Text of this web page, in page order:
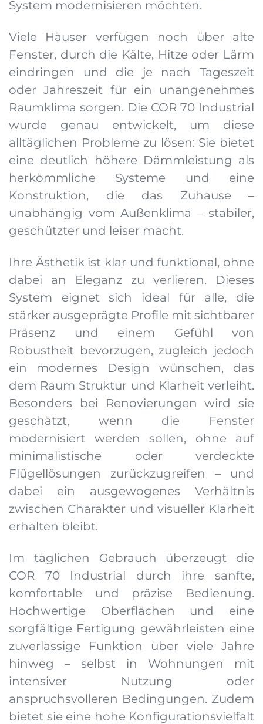
System modernisieren möchten.
Viele Häuser verfügen noch über alte
Fenster, durch die Kälte, Hitze oder Lärm
eindringen und die je nach Tageszeit
oder Jahreszeit für ein unangenehmes
Raumklima sorgen. Die COR 70 Industrial
wurde genau entwickelt, um diese
alltäglichen Probleme zu lösen: Sie bietet
eine deutlich höhere Dämmleistung als
herkömmliche Systeme und eine
Konstruktion, die das Zuhause –
unabhängig vom Außenklima – stabiler,
geschützter und leiser macht.
Ihre Ästhetik ist klar und funktional, ohne
dabei an Eleganz zu verlieren. Dieses
System eignet sich ideal für alle, die
stärker ausgeprägte Profile mit sichtbarer
Präsenz und einem Gefühl von
Robustheit bevorzugen, zugleich jedoch
ein modernes Design wünschen, das
dem Raum Struktur und Klarheit verleiht.
Besonders bei Renovierungen wird sie
geschätzt, wenn die Fenster
modernisiert werden sollen, ohne auf
minimalistische oder verdeckte
Flügellösungen zurückzugreifen – und
dabei ein ausgewogenes Verhältnis
zwischen Charakter und visueller Klarheit
erhalten bleibt.
Im täglichen Gebrauch überzeugt die
COR 70 Industrial durch ihre sanfte,
komfortable und präzise Bedienung.
Hochwertige Oberflächen und eine
sorgfältige Fertigung gewährleisten eine
zuverlässige Funktion über viele Jahre
hinweg – selbst in Wohnungen mit
intensiver Nutzung oder
anspruchsvolleren Bedingungen. Zudem
bietet sie eine hohe Konfigurationsvielfalt